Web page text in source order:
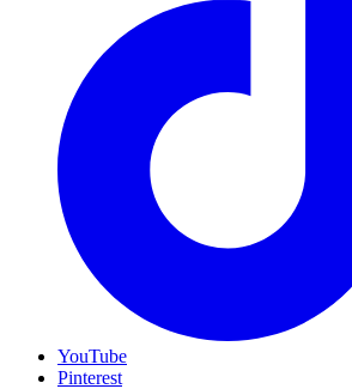
YouTube
Pinterest